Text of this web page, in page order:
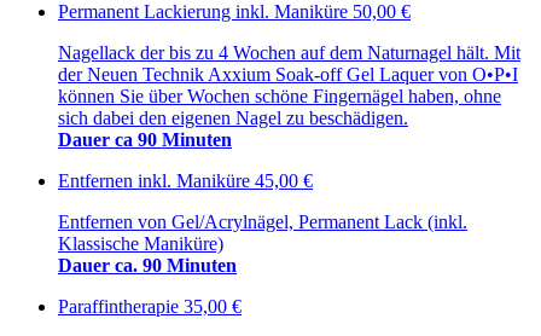
Permanent Lackierung inkl. Maniküre 50,00 €
Nagellack der bis zu 4 Wochen auf dem Naturnagel hält. Mit
der Neuen Technik Axxium Soak-off Gel Laquer von O•P•I
können Sie über Wochen schöne Fingernägel haben, ohne
sich dabei den eigenen Nagel zu beschädigen.
Dauer ca 90 Minuten
Entfernen inkl. Maniküre 45,00 €
Entfernen von Gel/Acrylnägel, Permanent Lack (inkl.
Klassische Maniküre)
Dauer ca. 90 Minuten
Paraffintherapie 35,00 €